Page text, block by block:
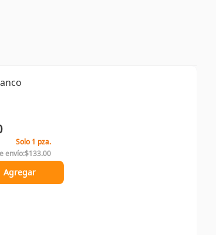
envío:$133.00
Solo 1 pza.
Agregar